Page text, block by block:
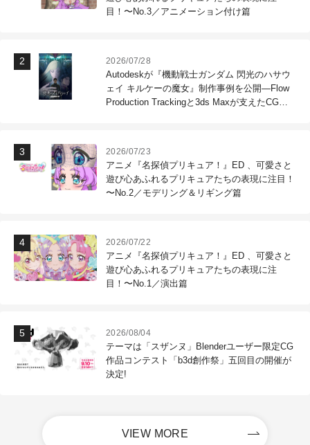
目！〜No.3／アニメーション付け篇
2026/07/28
Autodeskが『機動戦士ガンダム 閃光のハサウ
ェイ キルケーの魔女』制作事例を公開―Flow
Production Trackingと3ds Maxが支えたCG制
2026/07/23
アニメ『名探偵プリキュア！』ED 、可愛さと
遊び心あふれるプリキュアたちの表現に注目！
〜No.2／モデリング＆リギング篇
2026/07/22
アニメ『名探偵プリキュア！』ED 、可愛さと
遊び心あふれるプリキュアたちの表現に注
目！〜No.1／演出篇
2026/08/04
テーマは「スザンヌ」Blenderユーザー限定CG
作品コンテスト「b3d創作祭」五回目の開催が
決定!
VIEW MORE